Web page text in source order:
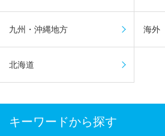
九州・沖縄地方 海外
北海道
キーワードから探す